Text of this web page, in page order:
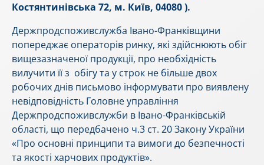
Костянтинівська 72, м. Київ, 04080 ).
Держпродспоживслужба Івано-Франківщини
попереджає операторів ринку, які здійснюють обіг
вищезазначеної продукції, про необхідність
вилучити її з обігу та у строк не більше двох
робочих днів письмово інформувати про виявлену
невідповідність Головне управління
Держпродспоживслужби в Івано-Франківській
області, що передбачено ч.3 ст. 20 Закону України
«Про основні принципи та вимоги до безпечності
та якості харчових продуктів».